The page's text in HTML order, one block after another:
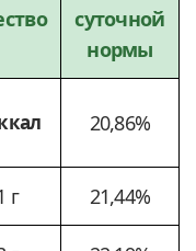
суточной
нормы
20,86%
г 21,44%